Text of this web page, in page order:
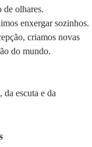
de olhares.
enxergar sozinhos.
criamos novas
do mundo.
escuta e da